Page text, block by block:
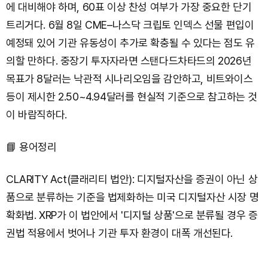
에 대비해야 하며, 60표 이상 찬성 여부가 가장 중요한 단기
트리거다. 6월 8일 CME–나스닥 크립토 인덱스 선물 편입이
예정돼 있어 기관 유동성이 추가로 확충될 수 있다는 점도 유
의할 만하다. 중장기 투자자라면 스탠다드차타드의 2026년
목표가 8달러는 낙관적 시나리오임을 감안하고, 비트와이스
등이 제시한 2.50~4.94달러를 현실적 기준으로 참고하는 것
이 바람직하다.
📘 용어정리
CLARITY Act(클래리티 법안): 디지털자산을 증권이 아닌 상
품으로 분류하는 기준을 법제화하는 미국 디지털자산 시장 명
확화법. XRP가 이 법안에서 '디지털 상품'으로 분류될 경우 증
권법 적용에서 벗어나 기관 투자 환경이 대폭 개선된다.